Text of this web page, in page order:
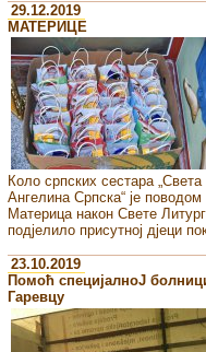
29.12.2019
MATEРИЦЕ
Коло српских сестара „Света
Ангелина Српска“ je поводом
Материца након Свете
подјелило присутној дјеци
23.10.2019
Помоћ специјалноJ
Гаревцу